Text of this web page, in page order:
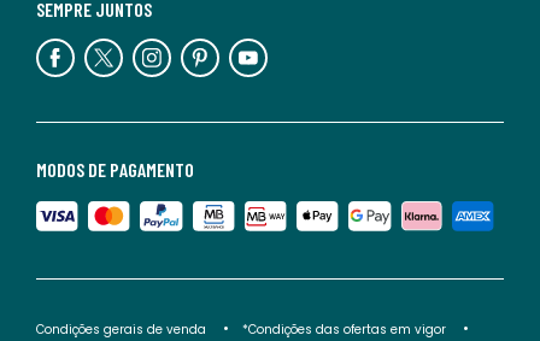
MODOS DE PAGAMENTO
SEMPRE JUNTOS
Condições gerais de venda *Condições das ofertas em vigor